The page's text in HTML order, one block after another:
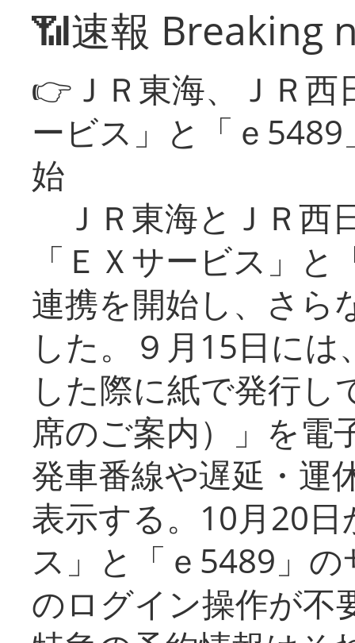
📶速報 Breaking
👉ＪＲ東海、ＪＲ
ービス」と「ｅ
始
ＪＲ東海とＪＲ西
「ＥＸサービス」
連携を開始し、さら
した。９月15日に
した際に紙で発行し
席のご案内）」を電
発車番線や遅延・運
表示する。10月20
ス」と「ｅ5489」
のログイン操作が不